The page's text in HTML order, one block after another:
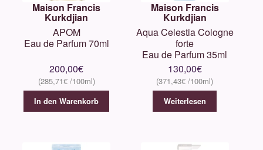
Maison Francis
Kurkdjian
APOM
Eau de Parfum 70ml
200,00€
285,71€
In den Warenkorb
Maison Francis
Kurkdjian
Aqua Celestia Cologne
forte
Eau de Parfum 35ml
130,00€
371,43€
Weiterlesen